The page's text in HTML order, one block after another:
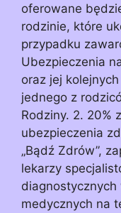
oferowane
rodzinie, które
przypadku
Ubezpieczenia
oraz jej
jednego z
Rodziny. 2. 20%
ubezpieczenia
„Bądź Zdrów”,
lekarzy
medycznych na